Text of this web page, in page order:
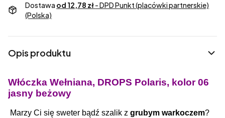
Dostawa od 12,78 zł- DPD Punkt (placówki partnerskie)
(Polska)
Opis produktu
Włóczka Wełniana, DROPS Polaris, kolor 06
jasny beżowy
Marzy Ci się sweter bądź szalik z grubym warkoczem?